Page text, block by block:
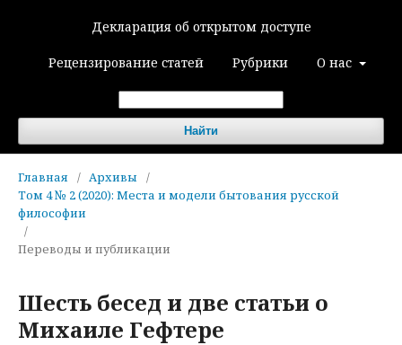
Декларация об открытом доступе
Рецензирование статей Рубрики О нас
Найти
Главная / Архивы
/
Том 4 № 2 (2020): Места и модели бытования русской
философии
/
Переводы и публикации
Шесть бесед и две статьи о
Михаиле Гефтере